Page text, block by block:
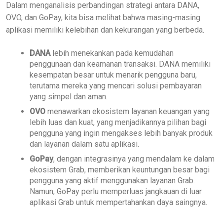
Dalam menganalisis perbandingan strategi antara DANA,
OVO, dan GoPay, kita bisa melihat bahwa masing-masing
aplikasi memiliki kelebihan dan kekurangan yang berbeda.
DANAlebih menekankan pada kemudahan
penggunaan dan keamanan transaksi. DANA memiliki
kesempatan besar untuk menarik pengguna baru,
terutama mereka yang mencari solusi pembayaran
yang simpel dan aman.
OVO menawarkan ekosistem layanan keuangan yang
lebih luas dan kuat, yang menjadikannya pilihan bagi
pengguna yang ingin mengakses lebih banyak produk
dan layanan dalam satu aplikasi.
GoPay, dengan integrasinya yang mendalam ke dalam
ekosistem Grab, memberikan keuntungan besar bagi
pengguna yang aktif menggunakan layanan Grab.
Namun, GoPay perlu memperluas jangkauan di luar
aplikasi Grab untuk mempertahankan daya saingnya.